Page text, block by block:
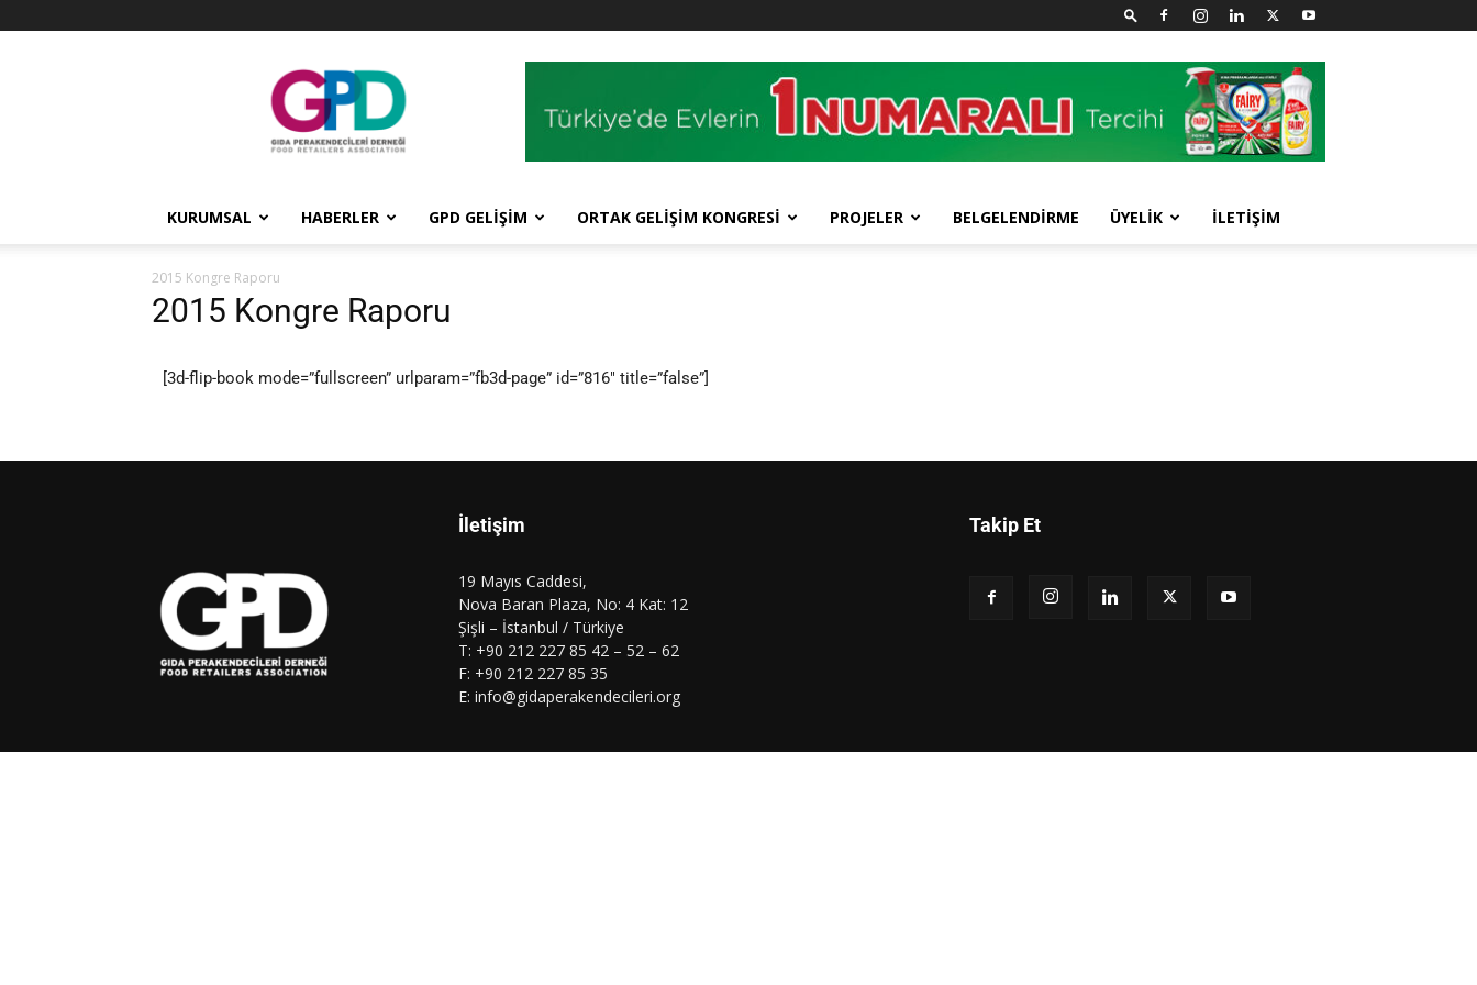
GPD
KURUMSAL HABERLER GPD GELİŞİM ORTAK GELİŞİM KONGRESİ PROJELER BELGELENDİRME ÜYELİK İLETİŞİM
2015 Kongre Raporu
2015 Kongre Raporu
[3d-flip-book mode=”fullscreen” urlparam=”fb3d-page” id=”816″ title=”false”]
İletişim
19 Mayıs Caddesi,
Nova Baran Plaza, No: 4 Kat: 12
Şişli – İstanbul / Türkiye
T: +90 212 227 85 42 – 52 – 62
F: +90 212 227 85 35
E: info@gidaperakendecileri.org
Takip Et